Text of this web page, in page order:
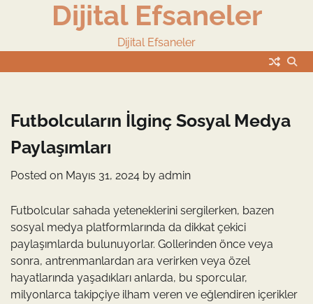
Dijital Efsaneler
Dijital Efsaneler
Futbolcuların İlginç Sosyal Medya
Paylaşımları
Posted on Mayıs 31, 2024 by admin
Futbolcular sahada yeteneklerini sergilerken, bazen
sosyal medya platformlarında da dikkat çekici
paylaşımlarda bulunuyorlar. Gollerinden önce veya
sonra, antrenmanlardan ara verirken veya özel
hayatlarında yaşadıkları anlarda, bu sporcular,
milyonlarca takipçiye ilham veren ve eğlendiren içerikler